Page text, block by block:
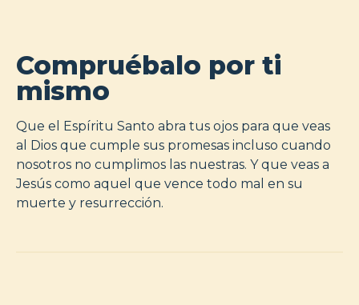
Compruébalo por ti
mismo
Que el Espíritu Santo abra tus ojos para que veas
al Dios que cumple sus promesas incluso cuando
nosotros no cumplimos las nuestras. Y que veas a
Jesús como aquel que vence todo mal en su
muerte y resurrección.